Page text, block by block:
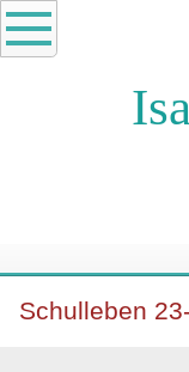
Schulleben